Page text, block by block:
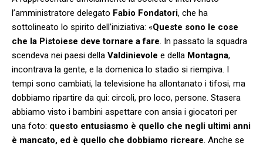
l’amministratore delegato Fabio Fondatori, che ha
sottolineato lo spirito dell’iniziativa: «Queste sono le cose
che la Pistoiese deve tornare a fare. In passato la squadra
scendeva nei paesi della Valdinievole e della Montagna,
incontrava la gente, e la domenica lo stadio si riempiva. I
tempi sono cambiati, la televisione ha allontanato i tifosi, ma
dobbiamo ripartire da qui: circoli, pro loco, persone. Stasera
abbiamo visto i bambini aspettare con ansia i giocatori per
una foto: questo entusiasmo è quello che negli ultimi anni
è mancato, ed è quello che dobbiamo ricreare. Anche se